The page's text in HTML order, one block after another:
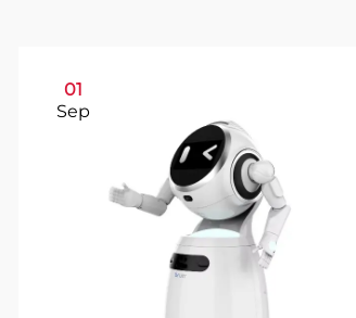
01
Sep